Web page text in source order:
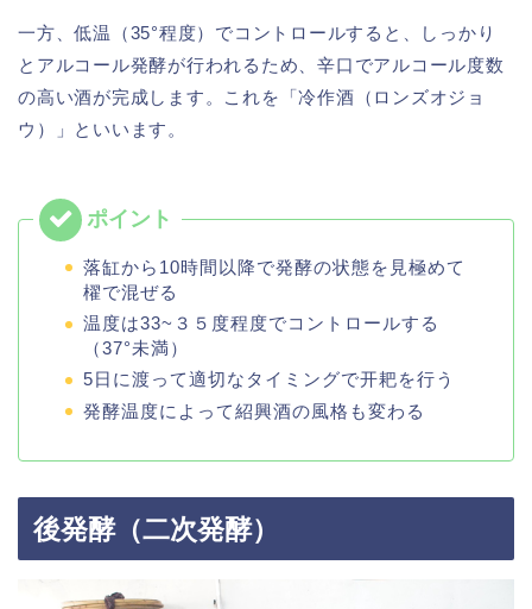
一方、低温（35°程度）でコントロールすると、しっかり
とアルコール発酵が行われるため、辛口でアルコール度数
の高い酒が完成します。これを「冷作酒（ロンズオジョ
ウ）」といいます。
落缸から10時間以降で発酵の状態を見極めて
櫂で混ぜる
温度は33~３５度程度でコントロールする
（37°未満）
5日に渡って適切なタイミングで开耙を行う
発酵温度によって紹興酒の風格も変わる
後発酵（二次発酵）